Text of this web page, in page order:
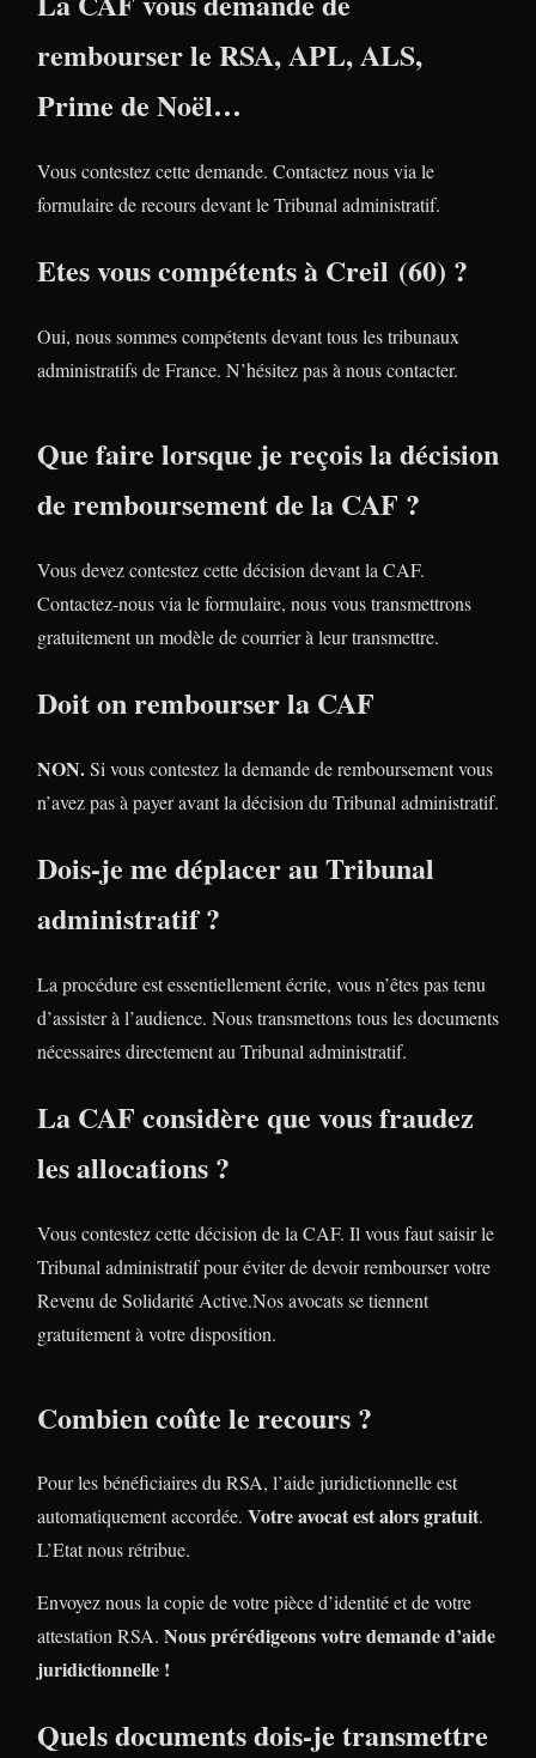
rembourser le RSA, APL, ALS,
Prime de Noël…
Vous contestez cette demande. Contactez nous via le
formulaire de recours devant le Tribunal administratif.
Etes vous compétents à Creil (60) ?
Oui, nous sommes compétents devant tous les tribunaux
administratifs de France. N’hésitez pas à nous contacter.
Que faire lorsque je reçois la décision
de remboursement de la CAF ?
Vous devez contestez cette décision devant la CAF.
Contactez-nous via le formulaire, nous vous transmettrons
gratuitement un modèle de courrier à leur transmettre.
Doit on rembourser la CAF
NON.Si vous contestez la demande de remboursement vous
n’avez pas à payer avant la décision du Tribunal administratif.
Dois-je me déplacer au Tribunal
administratif ?
La procédure est essentiellement écrite, vous n’êtes pas tenu
d’assister à l’audience. Nous transmettons tous les documents
nécessaires directement au Tribunal administratif.
La CAF considère que vous fraudez
les allocations ?
Vous contestez cette décision de la CAF. Il vous faut saisir le
Tribunal administratif pour éviter de devoir rembourser votre
Revenu de Solidarité Active.Nos avocats se tiennent
gratuitement à votre disposition.
Combien coûte le recours ?
Pour les bénéficiaires du RSA, l’aide juridictionnelle est
automatiquement accordée. Votre avocat est alors gratuit.
L’Etat nous rétribue.
Envoyez nous la copie de votre pièce d’identité et de votre
attestation RSA. Nous prérédigeons votre demande d’aide
juridictionnelle !
Quels documents dois-je transmettre